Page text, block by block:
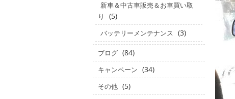
新車＆中古車販売＆お車買い取
り
(5)
バッテリーメンテナンス (3)
ブログ (84)
キャンペーン (34)
その他 (5)